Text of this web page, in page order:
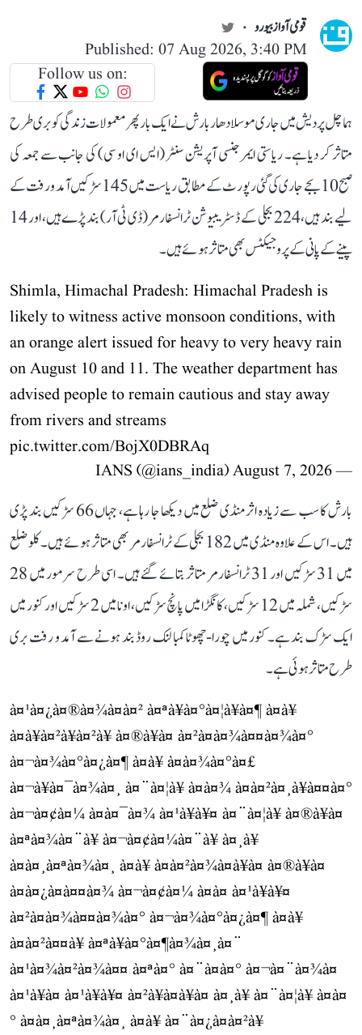
قومی آواز بیورو
Published: 07 Aug 2026, 3:40 PM
Follow us on:
ہماچل پردیش میں جاری موسلادھار بارش نے ایک بار پھر معمولات زندگی کو بری طرح
متاثر کر دیا ہے۔ ریاستی ایمرجنسی آپریشن سنٹر (ایس ای او سی) کی جانب سے جمعہ کی
صبح 10 بجے جاری کی گئی رپورٹ کے مطابق ریاست میں 145 سڑکیں آمد و رفت کے
لیے بند ہیں، 224 بجلی کے ڈسٹریبیوشن ٹرانسفارمر (ڈی ٹی آر) بند پڑے ہیں، اور 14
پینے کے پانی کے پروجیکٹس بھی متاثر ہوئے ہیں۔
Shimla, Himachal Pradesh: Himachal Pradesh is
likely to witness active monsoon conditions, with
an orange alert issued for heavy to very heavy rain
on August 10 and 11. The weather department has
advised people to remain cautious and stay away
from rivers and streams
pic.twitter.com/BojX0DBRAq
— IANS (@ians_india)
August 7, 2026
بارش کا سب سے زیادہ اثر منڈی ضلع میں دیکھا جا رہا ہے، جہاں 66 سڑکیں بند پڑی
ہیں۔ اس کے علاوہ منڈی میں 182 بجلی کے ٹرانسفارمر بھی متاثر ہوئے ہیں۔ کلو ضلع
میں 31 سڑکیں اور 31 ٹرانسفارمر متاثر بتائے گئے ہیں۔ اسی طرح سرمور میں 28
سڑکیں، شملہ میں 12 سڑکیں، کانگڑا میں پانچ سڑکیں، اونا میں 2 سڑکیں اور کنور میں
ایک سڑک بند ہے۔ کنور میں چورا-چھوٹا کمبا لنک روڈ بند ہونے سے آمد و رفت بری
طرح متاثر ہوئی ہے۔
à¤¹à¤¿à¤®à¤¾à¤à¤² à¤ªà¥à¤°à¤¦à¥à¤¶ à¤à¥
à¤à¥à¤²à¥à¤²à¥ à¤®à¥à¤ à¤²à¤à¤¾à¤¤à¤¾à¤°
à¤¬à¤¾à¤°à¤¿à¤¶ à¤à¥ à¤à¤¾à¤°à¤£
à¤¬à¥à¤¯à¤¾à¤¸ à¤¨à¤¦à¥ à¤à¤¾ à¤à¤²à¤¸à¥à¤¤à¤°
à¤¬à¤¢à¤¼ à¤à¤¯à¤¾ à¤¹à¥à¥¤ à¤¨à¤¦à¥ à¤®à¥à¤
à¤ªà¤¾à¤¨à¥ à¤¬à¤¢à¤¼à¤¨à¥ à¤¸à¥
à¤à¤¸à¤ªà¤¾à¤¸ à¤à¥ à¤à¤²à¤¾à¤à¥à¤ à¤®à¥à¤
à¤à¤¿à¤à¤¤à¤¾ à¤¬à¤¢à¤¼ à¤à¤ à¤¹à¥à¥¤
à¤²à¤à¤¾à¤¤à¤¾à¤° à¤¬à¤¾à¤°à¤¿à¤¶ à¤à¥
à¤à¤²à¤¤à¥ à¤ªà¥à¤°à¤¶à¤¾à¤¸à¤¨
à¤¹à¤¾à¤²à¤¾à¤¤ à¤ªà¤° à¤¨à¤à¤° à¤¬à¤¨à¤¾à¤
à¤¹à¥à¤ à¤¹à¥à¥¤ à¤²à¥à¤à¥à¤ à¤¸à¥ à¤¨à¤¦à¥ à¤à¤
° à¤à¤¸à¤ªà¤¾à¤¸ à¤à¥ à¤¨à¤¿à¤à¤²à¥